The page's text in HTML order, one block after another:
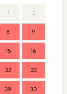
1 2
8 9
15 16
22 23
29 30